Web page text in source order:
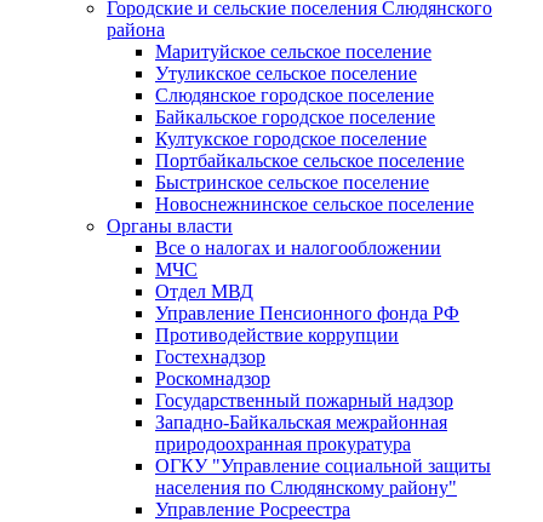
Городские и сельские поселения Слюдянского
района
Маритуйское сельское поселение
Утуликское сельское поселение
Слюдянское городское поселение
Байкальское городское поселение
Култукское городское поселение
Портбайкальское сельское поселение
Быстринское сельское поселение
Новоснежнинское сельское поселение
Органы власти
Все о налогах и налогообложении
МЧС
Отдел МВД
Управление Пенсионного фонда РФ
Противодействие коррупции
Гостехнадзор
Роскомнадзор
Государственный пожарный надзор
Западно-Байкальская межрайонная
природоохранная прокуратура
ОГКУ "Управление социальной защиты
населения по Слюдянскому району"
Управление Росреестра